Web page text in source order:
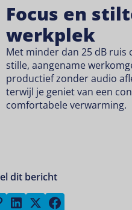
Focus en
werkplek
Met minder dan 25 dB ruis
stille, aangename
productief zonder audio
terwijl je geniet van een
comfortabele verwarming.
dit bericht
Copy linkShare on LinkedIn
Share on Twitter